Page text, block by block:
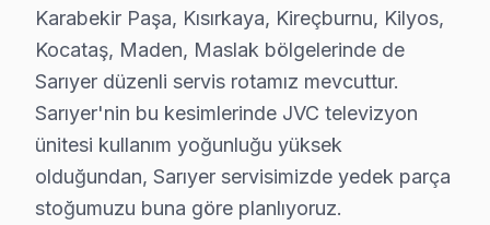
Sarıyer JVC TV Servis Hizmet Bölgesi
Sarıyer bölgesine kapıya gelen JVC TV tamir servisi
Karabekir Paşa, Kısırkaya, Kireçburnu, Kilyos,
Kocataş, Maden, Maslak bölgelerinde de
Sarıyer düzenli servis rotamız mevcuttur.
Sarıyer'nin bu kesimlerinde JVC televizyon
ünitesi kullanım yoğunluğu yüksek
olduğundan, Sarıyer servisimizde yedek parça
stoğumuzu buna göre planlıyoruz.